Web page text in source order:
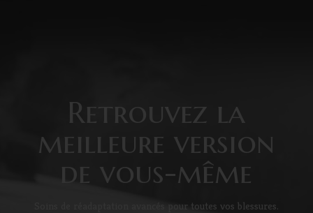
Retrouvez la
meilleure version
de vous-même
Soins de réadaptation avancés pour toutes vos blessures.